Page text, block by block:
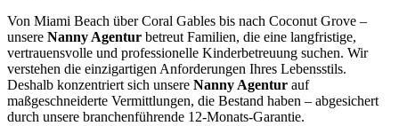
Von Miami Beach über Coral Gables bis nach Coconut Grove –
unsere Nanny Agentur betreut Familien, die eine langfristige,
vertrauensvolle und professionelle Kinderbetreuung suchen. Wir
verstehen die einzigartigen Anforderungen Ihres Lebensstils.
Deshalb konzentriert sich unsere Nanny Agentur auf
maßgeschneiderte Vermittlungen, die Bestand haben – abgesichert
durch unsere branchenführende 12-Monats-Garantie.